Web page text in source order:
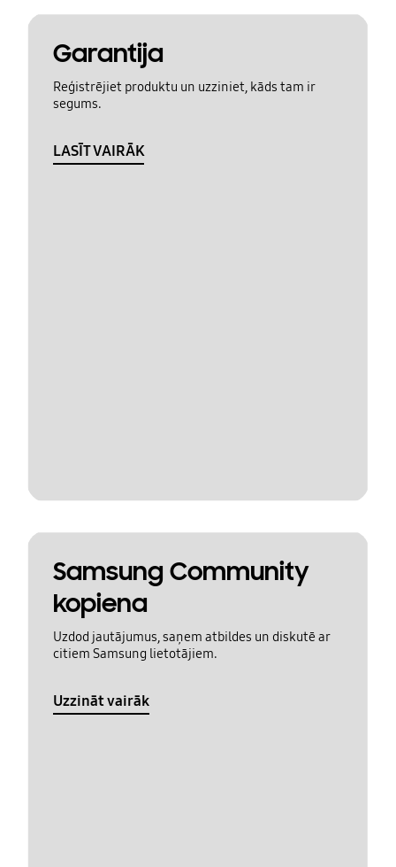
Garantija
Reģistrējiet produktu un uzziniet, kāds tam ir
segums.
LASĪT VAIRĀK
Samsung Community
kopiena
Uzdod jautājumus, saņem atbildes un diskutē ar
citiem Samsung lietotājiem.
Uzzināt vairāk